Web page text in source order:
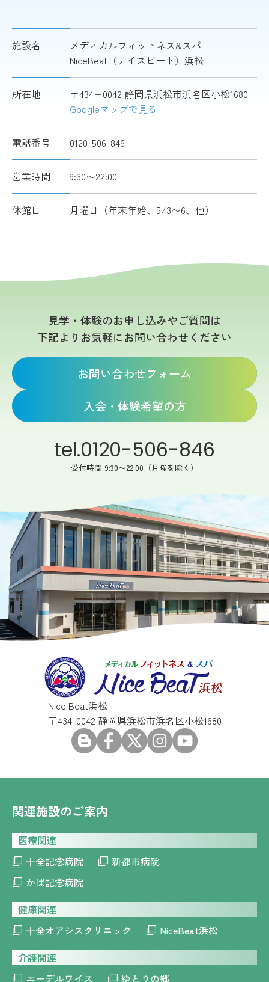
施設名
メディカルフィットネス&スパ
NiceBeat（ナイスビート）浜松
所在地
〒434−0042 静岡県浜松市浜名区小松1680
Googleマップで見る
電話番号 0120-506-846
営業時間 9:30〜22:00
休館日 月曜日（年末年始、5/3〜6、他）
見学・体験のお申し込みやご質問は
下記よりお気軽にお問い合わせください
お問い合わせフォーム
入会・体験希望の方
tel.0120-506-846
受付時間 9:30〜22:00（月曜を除く）
Nice Beat浜松
〒434-0042 静岡県浜松市浜名区小松1680
関連施設のご案内
医療関連
十全記念病院
新都市病院
かば記念病院
健康関連
十全オアシスクリニック
NiceBeat浜松
介護関連
エーデルワイス
ゆとりの郷